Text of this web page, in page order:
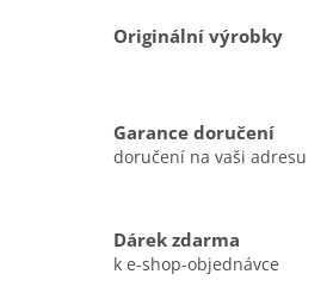
Originální výrobky
Garance doručení
doručení na vaši adresu
Dárek zdarma
k e-shop-objednávce